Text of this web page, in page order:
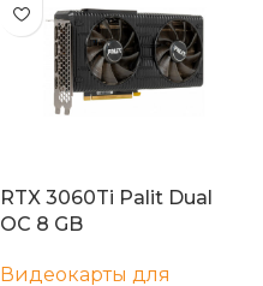
RTX 3060Ti Palit Dual
OC 8 GB
Видеокарты для